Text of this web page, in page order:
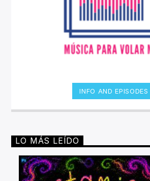
INFO AND EPISODES
LO MÁS LEÍDO